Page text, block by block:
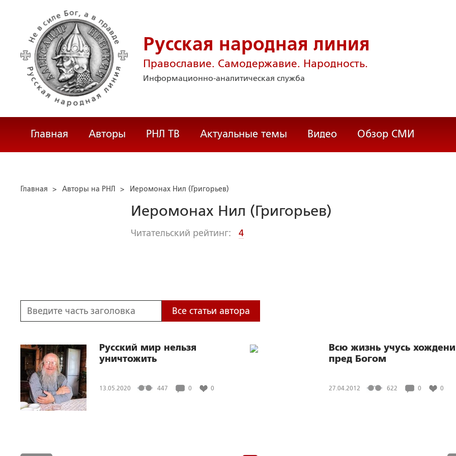
Русская народная линия
Православие. Самодержавие. Народность.
Информационно-аналитическая служба
Главная Авторы РНЛ ТВ Актуальные темы Видео Обзор СМИ
Главная > Авторы на РНЛ > Иеромонах Нил (Григорьев)
Иеромонах Нил (Григорьев)
Читательский рейтинг: 4
Все статьи автора
Русский мир нельзя
уничтожить
13.05.2020 447 0 0
Всю жизнь учусь
пред Богом
27.04.2012 622 0 0